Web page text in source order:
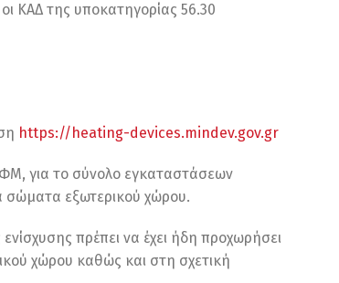
ΚΑΔ της υποκατηγορίας 56.30
https://heating-devices.mindev.gov.gr
για το σύνολο εγκαταστάσεων
σώματα εξωτερικού χώρου.
πρέπει να έχει ήδη προχωρήσει
χώρου καθώς και στη σχετική